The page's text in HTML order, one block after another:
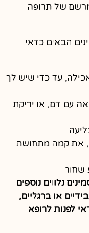
של תרופה
הבאים כדאי
עד כדי שיש לך
עם דם, או יריקת
את קמה מתחושת
שחור
נלווים נוספים
או ברגליים,
לפנות לרופא